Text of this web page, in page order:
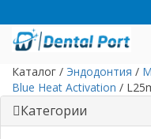
Каталог / Эндодонтия /
Blue Heat Activation /
Категории